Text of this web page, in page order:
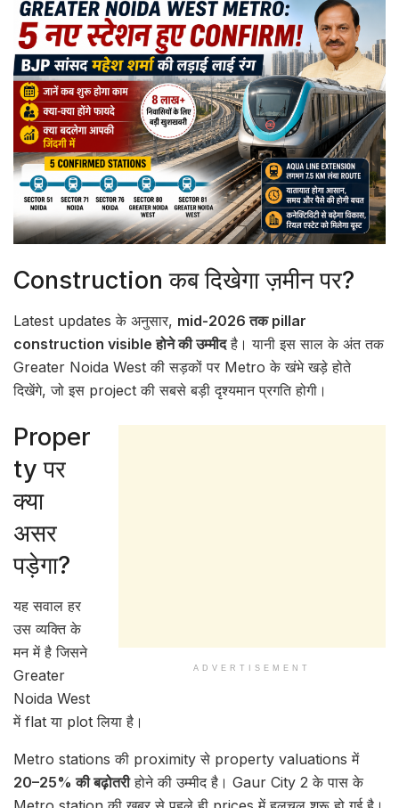
Construction कब दिखेगा ज़मीन पर?
Latest updates के अनुसार, mid-2026 तक pillar
construction visible होने की उम्मीदहै। यानी इस साल के अंत तक
Greater Noida West की सड़कों पर Metro के खंभे खड़े होते
दिखेंगे, जो इस project की सबसे बड़ी दृश्यमान प्रगति होगी।
ADVERTISEMENT
Proper
ty पर
क्या
असर
पड़ेगा?
यह सवाल हर
उस व्यक्ति के
मन में है जिसने
Greater
Noida West
में flat या plot लिया है।
Metro stations की proximity से property valuations में
20–25% की बढ़ोतरीहोने की उम्मीद है। Gaur City 2 के पास के